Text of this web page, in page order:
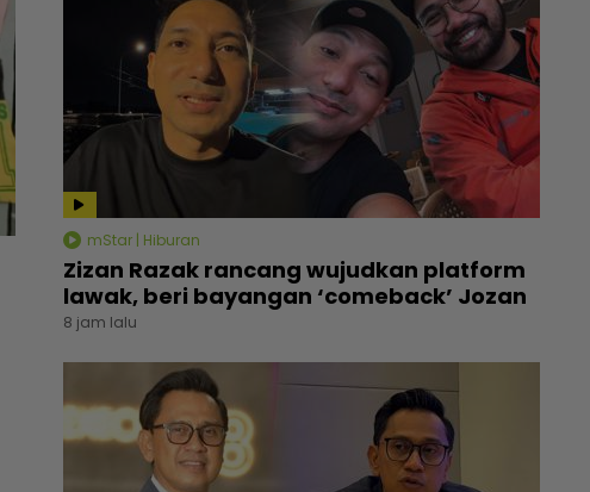
mStar | Hiburan
Zizan Razak rancang wujudkan platform
lawak, beri bayangan ‘comeback’ Jozan
8 jam lalu